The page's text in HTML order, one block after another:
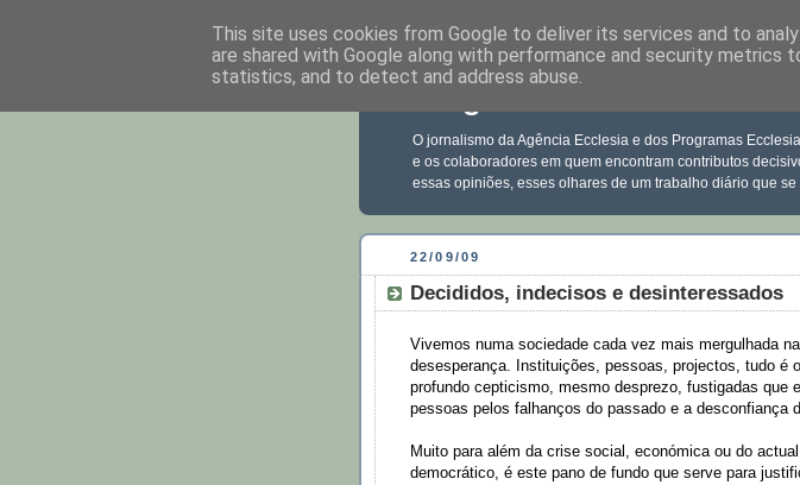
O jornalismo da Agência Ecclesia e dos Programas
e os colaboradores em quem encontram contributos
essas opiniões, esses olhares de um trabalho diário que
22/09/09
Decididos, indecisos e desinteressados
Vivemos numa sociedade cada vez mais mergulhada na
desesperança. Instituições, pessoas, projectos, tudo é
profundo cepticismo, mesmo desprezo, fustigadas que
pessoas pelos falhanços do passado e a desconfiança
Muito para além da crise social, económica ou do
democrático, é este pano de fundo que serve para
This site uses cookies from Google to deliver its services and to
are shared with Google along with performance and security metrics
statistics, and to detect and address abuse.